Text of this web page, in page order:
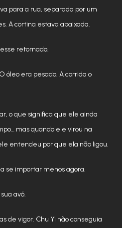
para a rua, separada por um
A cortina estava abaixada.
retornado.
óleo era pesado. A corrida o
o que significa que ele ainda
mas quando ele virou na
entendeu por que ela não ligou.
se importar menos agora.
avó.
de vigor. Chu Yi não conseguia